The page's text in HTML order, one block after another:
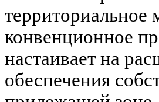
конвенционное
настаивает на
обеспечения